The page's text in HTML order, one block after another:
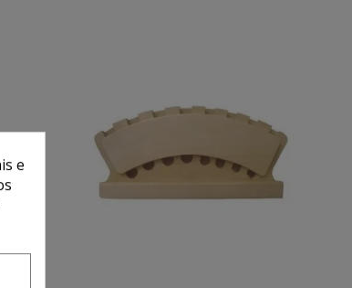
e